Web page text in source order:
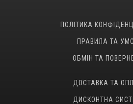
ПОЛІТИКА
ПРАВИЛА ТА
ОБМІН ТА
ДОСТАВКА ТА
ДИСКОНТНА